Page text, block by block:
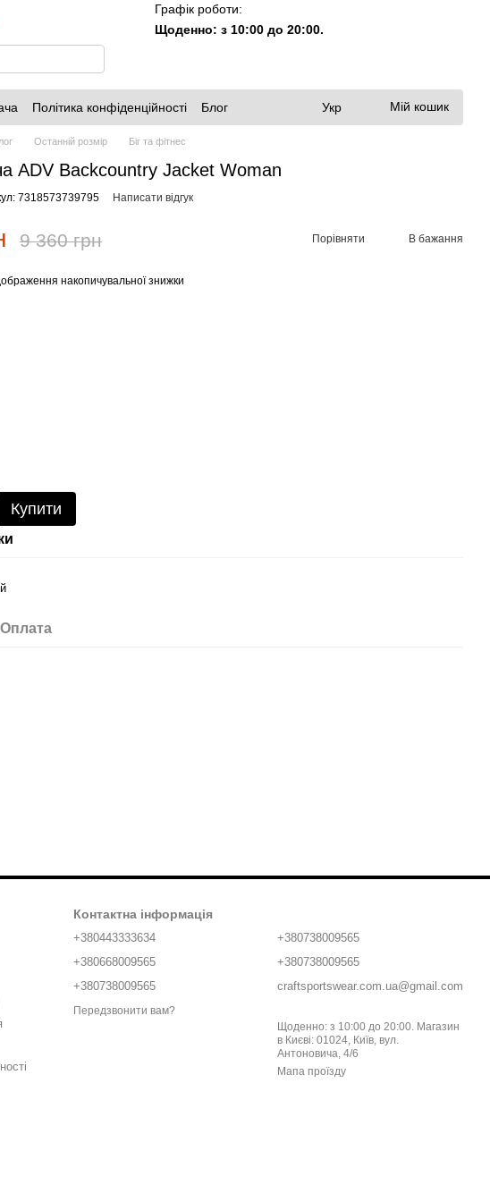
Графік роботи:
Щоденно: з 10:00 до 20:00.
Політика конфіденційності Блог Укр Мій кошик
Останній розмір Біг та фітнес
ADV Backcountry Jacket Woman
7318573739795 Написати відгук
9 360 грн Порівняти В бажання
накопичувальної знижки
Купити
Оплата
Контактна інформація
+380443333634
+380668009565
+380738009565
Передзвонити вам?
+380738009565
+380738009565
craftsportswear.com.ua@gmail.com
Щоденно: з 10:00 до 20:00. Магазин
в Києві: 01024, Київ, вул.
Антоновича, 4/6
Мапа проїзду